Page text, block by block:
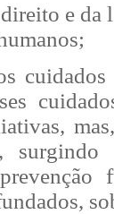
e da
surgindo